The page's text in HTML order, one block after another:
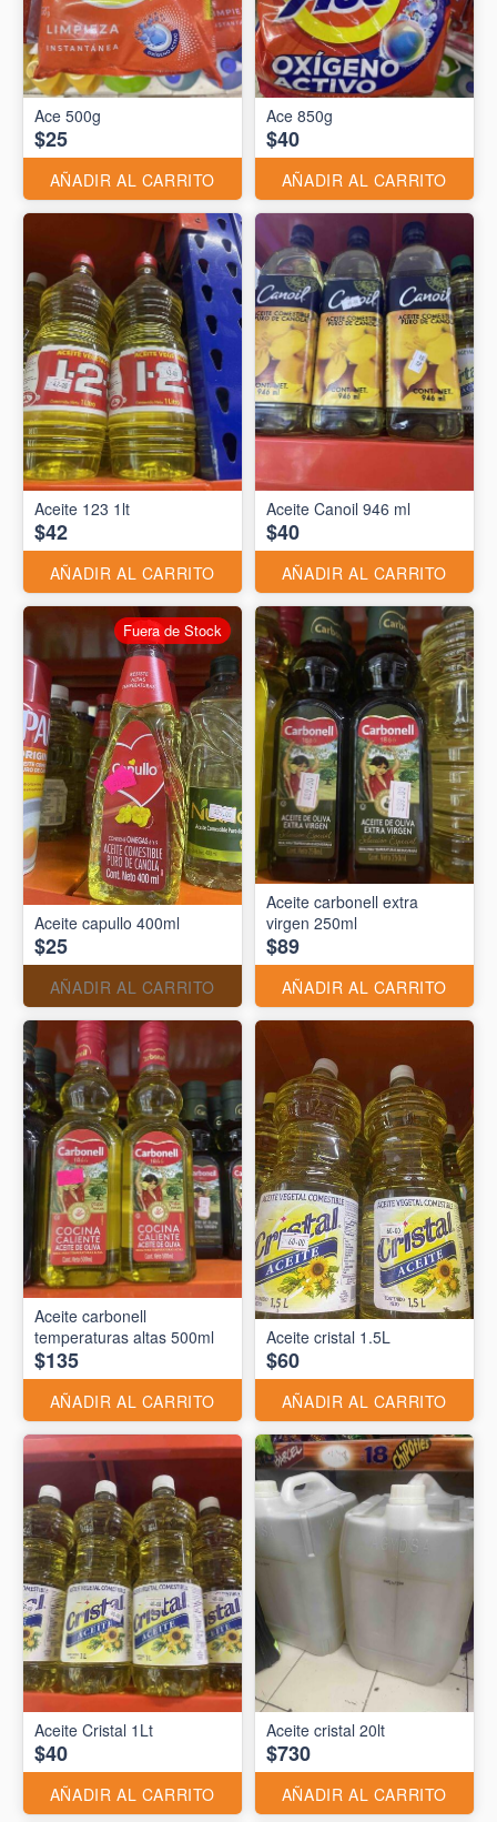
Ace 500g
$25
AÑADIR AL CARRITO
Ace 850g
$40
AÑADIR AL CARRITO
Aceite 123 1lt
$42
AÑADIR AL CARRITO
Aceite Canoil 946 ml
$40
AÑADIR AL CARRITO
Aceite capullo 400ml
$25
AÑADIR AL CARRITO
Fuera de Stock
Aceite carbonell extra
virgen 250ml
$89
AÑADIR AL CARRITO
Aceite carbonell
temperaturas altas 500ml
$135
AÑADIR AL CARRITO
Aceite cristal 1.5L
$60
AÑADIR AL CARRITO
Aceite Cristal 1Lt
$40
AÑADIR AL CARRITO
Aceite cristal 20lt
$730
AÑADIR AL CARRITO